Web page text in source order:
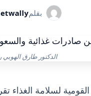
بقلم
الدكتور طارق الهوبي